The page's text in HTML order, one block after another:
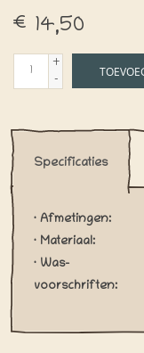
€14,50
+
-
Specificaties
· Afmetingen:
· Materiaal:
· Was-
voorschriften: